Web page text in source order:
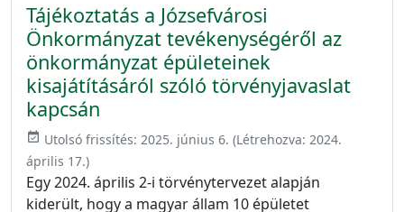
Tájékoztatás a Józsefvárosi
Önkormányzat tevékenységéről az
önkormányzat épületeinek
kisajátításáról szóló törvényjavaslat
kapcsán
event_available Utolsó frissítés: 2025. június 6. (Létrehozva: 2024.
április 17.)
Egy 2024. április 2-i törvénytervezet alapján
kiderült, hogy a magyar állam 10 épületet